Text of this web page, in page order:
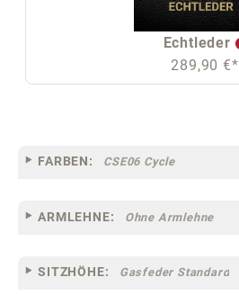
Echtleder
289,90 €*
FARBEN: CSE06 Cycle
ARMLEHNE: Ohne Armlehne
SITZHÖHE: Gasfeder Standard